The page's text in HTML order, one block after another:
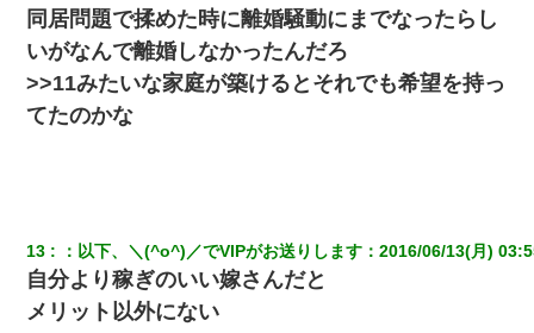
同居問題で揉めた時に離婚騒動にまでなったらし
いがなんで離婚しなかったんだろ
>>11みたいな家庭が築けるとそれでも希望を持っ
てたのかな
13 ： 以下、＼(^o^)／でVIPがお送りします ：2016/06/13(月)
自分より稼ぎのいい嫁さんだと
メリット以外にない